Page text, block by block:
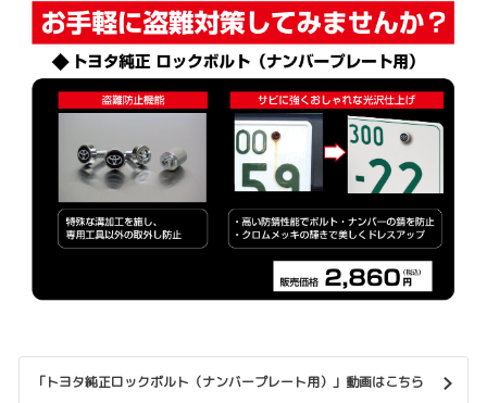
「トヨタ純正ロックボルト（ナンバープレート用）」動画はこちら